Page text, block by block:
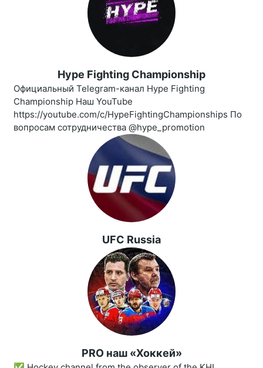
Hype Fighting Championship
Официальный Telegram-канал Hype Fighting
Championship Наш YouTube
https://youtube.com/c/HypeFightingChampionships По
вопросам сотрудничества @hype_promotion
UFC Russia
PRO наш «Хоккей»